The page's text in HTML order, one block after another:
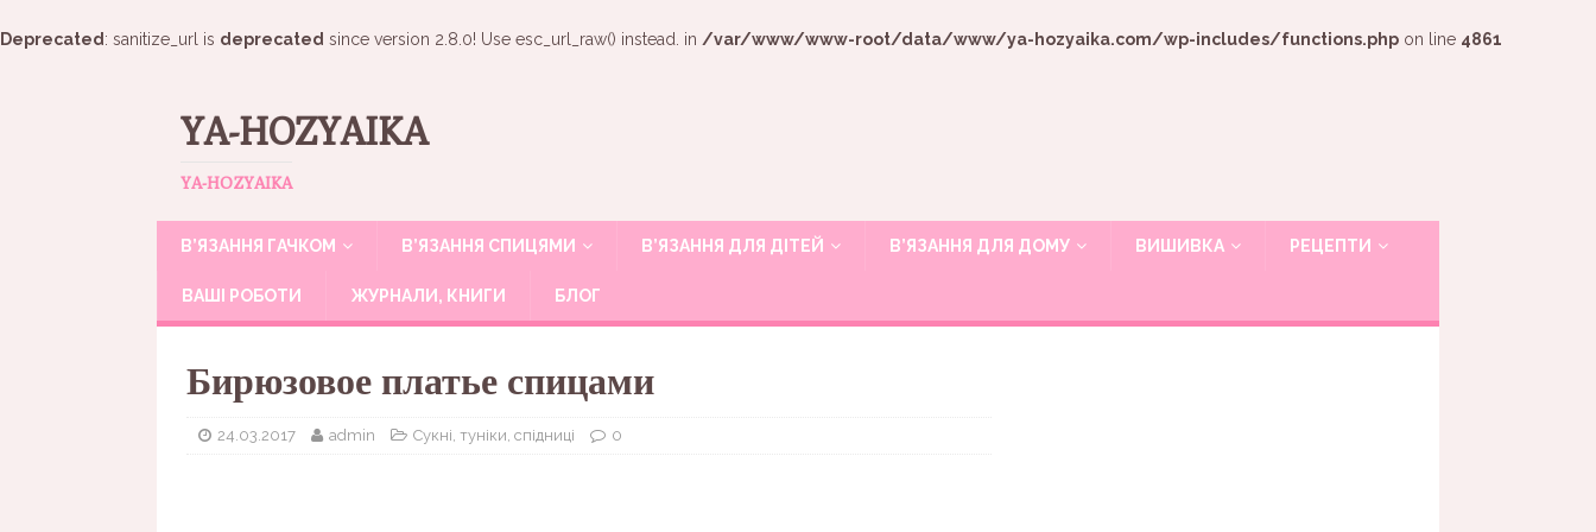
Deprecated : sanitize_url is deprecated since version 2.8.0! Use esc_url_raw() instead. in /var/www/www-root/data/www/ya-hozyaika.com/wp-includes/functions.php on line 4861
YA-HOZYAIKA
YA-HOZYAIKA
В’ЯЗАННЯ ГАЧКОМ В’ЯЗАННЯ СПИЦЯМИ В’ЯЗАННЯ ДЛЯ ДІТЕЙ В’ЯЗАННЯ ДЛЯ ДОМУ ВИШИВКА РЕЦЕПТИ
ВАШІ РОБОТИ ЖУРНАЛИ, КНИГИ БЛОГ
Бирюзовое платье спицами
24.03.2017 admin Сукні, туніки, спідниці 0